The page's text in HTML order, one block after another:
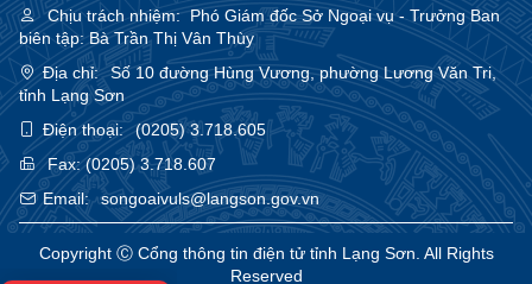
Chịu trách nhiệm:Phó Giám đốc Sở Ngoại vụ - Trưởng Ban
biên tập: Bà Trần Thị Vân Thùy
Địa chỉ:
Số 10 đường Hùng Vương, phường Lương Văn Tri,
tỉnh Lạng Sơn
Điện thoại:
(0205) 3.718.605
Fax:(0205) 3.718.607
Email:
songoaivuls@langson.gov.vn
Copyright Ⓒ Cổng thông tin điện tử tỉnh Lạng Sơn. All Rights
Reserved